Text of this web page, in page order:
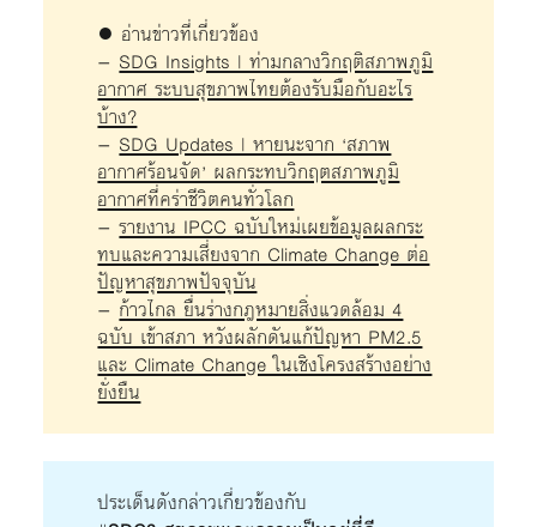
● อ่านข่าวที่เกี่ยวข้อง
–SDG Insights | ท่ามกลางวิกฤติสภาพภูมิ
อากาศ ระบบสุขภาพไทยต้องรับมือกับอะไร
บ้าง?
–SDG Updates | หายนะจาก ‘สภาพ
อากาศร้อนจัด’ ผลกระทบวิกฤตสภาพภูมิ
อากาศที่คร่าชีวิตคนทั่วโลก
–รายงาน IPCC ฉบับใหม่เผยข้อมูลผลกระ
ทบและความเสี่ยงจาก Climate Change ต่อ
ปัญหาสุขภาพปัจจุบัน
–ก้าวไกล ยื่นร่างกฎหมายสิ่งแวดล้อม 4
ฉบับ เข้าสภา หวังผลักดันแก้ปัญหา PM2.5
และ Climate Change ในเชิงโครงสร้างอย่าง
ยั่งยืน
ประเด็นดังกล่าวเกี่ยวข้องกับ